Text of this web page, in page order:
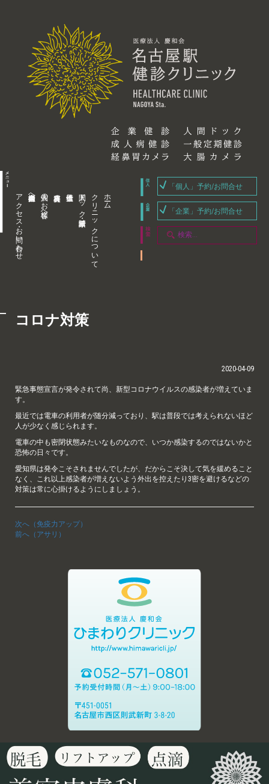
アクセス・お問い合わせ 企業内担当者様へ 個人のお客様へ 人間ドック・健康診断 クリニックについて ホーム
「個人」予約/お問合せ
「企業」予約/お問合せ
コロナ対策
2020-04-09
緊急事態宣言が発令されて尚、新型コロナウイルスの感染者が増えていま
す。
最近では電車の利用者が随分減っており、駅は普段では考えられないほど
人が少なく感じられます。
電車の中も密閉状態みたいなものなので、いつか感染するのではないかと
恐怖の日々です。
愛知県は発令こそされませんでしたが、だからこそ決して気を緩めること
なく、これ以上感染者が増えないよう外出を控えたり3密を避けるなどの
対策は常に心掛けるようにしましょう。
次へ（免疫力アップ）
前へ（アサリ）